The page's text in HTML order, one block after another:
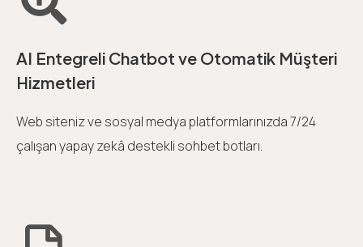
AI Entegreli Chatbot ve Otomatik Müşteri
Hizmetleri
Web siteniz ve sosyal medya platformlarınızda 7/24
çalışan yapay zekâ destekli sohbet botları.